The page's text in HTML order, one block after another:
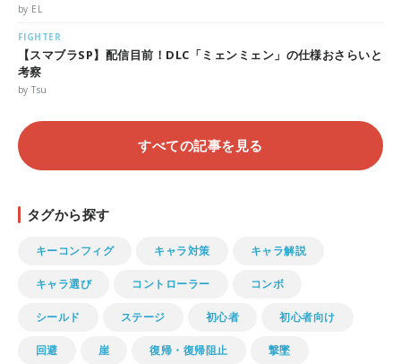
by EL
FIGHTER
【スマブラSP】配信目前！DLC「ミェンミェン」の仕様おさらいと
考察
by Tsu
すべての記事を見る
タグから探す
キーコンフィグ キャラ対策 キャラ解説
キャラ選び コントローラー コンボ
シールド ステージ 初心者 初心者向け
回避 崖 復帰・復帰阻止 撃墜